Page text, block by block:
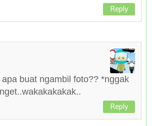
Reply
buat ngambil foto?? *nggak
Reply